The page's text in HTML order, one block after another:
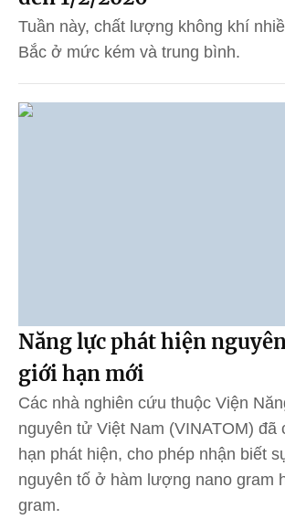
Tuần này, chất lượng không khí
Bắc ở mức kém và trung bình.
Năng lực phát hiện
giới hạn mới
Các nhà nghiên cứu thuộc Viện
nguyên tử Việt Nam (VINATOM) đã
hạn phát hiện, cho phép nhận biết
nguyên tố ở hàm lượng nano gram
gram.